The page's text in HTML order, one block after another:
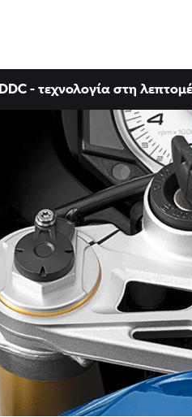
DDC - τεχνολογία στη